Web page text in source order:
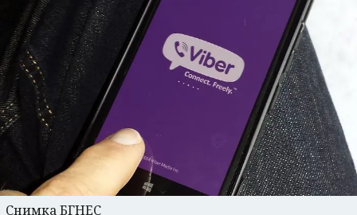
Снимка БГНЕС